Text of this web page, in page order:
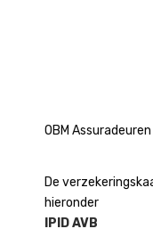
OBM Assuradeuren
De
hieronder
IPID AVB